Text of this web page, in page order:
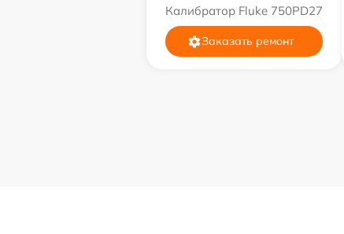
Калибратор Fluke 750PD27
Заказать ремонт